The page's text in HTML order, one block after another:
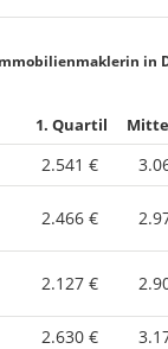
in
1. Quartil
2.541 €
2.466 €
2.127 €
2.630 €